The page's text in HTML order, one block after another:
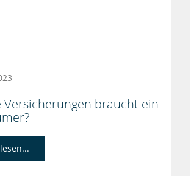
Versicherungen braucht ein